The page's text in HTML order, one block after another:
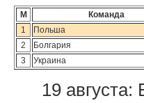
М Команда
1
Польша
2
Болгария
3
Украина
19